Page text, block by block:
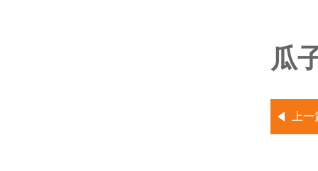
瓜
上